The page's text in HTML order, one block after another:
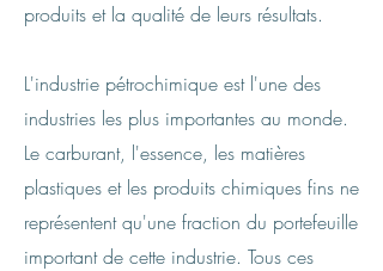
produits et la qualité de leurs résultats.
L'industrie pétrochimique est l'une des
industries les plus importantes au monde.
Le carburant, l'essence, les matières
plastiques et les produits chimiques fins ne
représentent qu'une fraction du portefeuille
important de cette industrie. Tous ces